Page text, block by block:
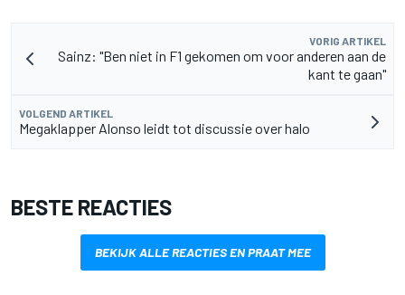
VORIG ARTIKEL
Sainz: "Ben niet in F1 gekomen om voor anderen aan de
kant te gaan"
VOLGEND ARTIKEL
Megaklapper Alonso leidt tot discussie over halo
BESTE REACTIES
BEKIJK ALLE REACTIES EN PRAAT MEE